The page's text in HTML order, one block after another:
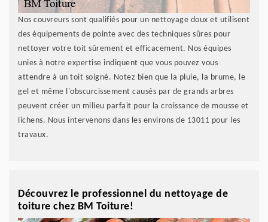
Nos couvreurs sont qualifiés pour un nettoyage doux et utilisent
des équipements de pointe avec des techniques sûres pour
nettoyer votre toit sûrement et efficacement. Nos équipes
unies à notre expertise indiquent que vous pouvez vous
attendre à un toit soigné. Notez bien que la pluie, la brume, le
gel et même l'obscurcissement causés par de grands arbres
peuvent créer un milieu parfait pour la croissance de mousse et
lichens. Nous intervenons dans les environs de 13011 pour les
travaux.
Découvrez le professionnel du nettoyage de
toiture chez BM Toiture!